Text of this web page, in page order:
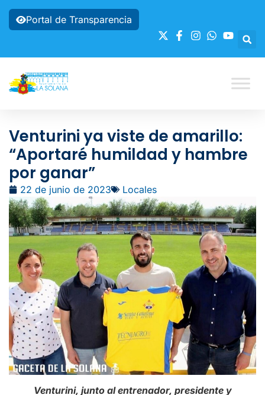
Portal de Transparencia
Venturini ya viste de amarillo:
“Aportaré humildad y hambre
por ganar”
22 de junio de 2023 Locales
Venturini, junto al entrenador, presidente y